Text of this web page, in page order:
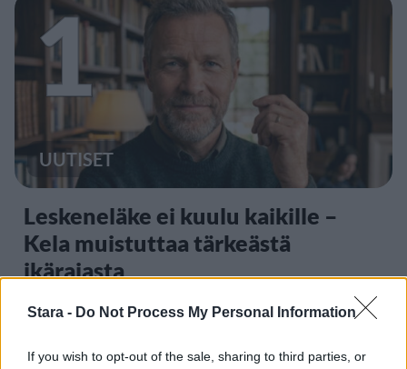
Stara - Do Not Process My Personal Information
If you wish to opt-out of the sale, sharing to third parties, or
1
UUTISET
Leskeneläke ei kuulu kaikille –
Kela muistuttaa tärkeästä
ikärajasta